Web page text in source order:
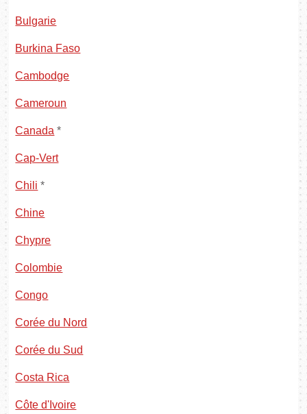
Bulgarie
Burkina Faso
Cambodge
Cameroun
Canada *
Cap-Vert
Chili *
Chine
Chypre
Colombie
Congo
Corée du Nord
Corée du Sud
Costa Rica
Côte d'Ivoire